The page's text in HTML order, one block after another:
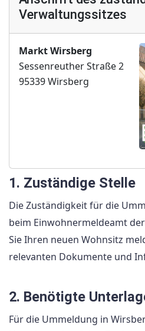
Verwaltungssitzes
Markt Wirsberg
Sessenreuther Straße 2
95339 Wirsberg
1. Zuständige Stelle
Die Zuständigkeit für die
beim Einwohnermeldeamt
Sie Ihren neuen Wohnsitz
relevanten Dokumente und
2. Benötigte
Für die Ummeldung in